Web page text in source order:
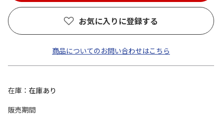
お気に入りに登録する
商品についてのお問い合わせはこちら
在庫
在庫あり
販売期間